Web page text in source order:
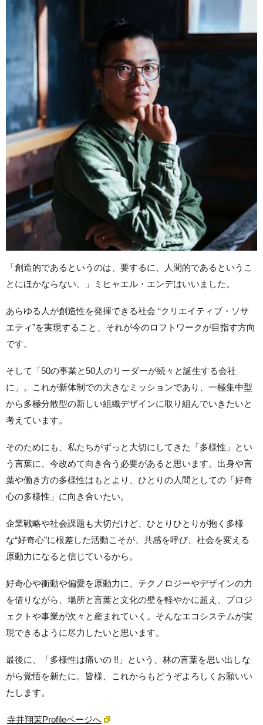
「創造的であるというのは、要するに、人間的であるというこ
とにほかならない。」
ミヒャエル・エンデはいいました。
あらゆる人が創造性を発揮できる社会 “クリエイティブ・ソサ
エティ”を実現すること、それが今のロフトワークが目指す方向
です。
そして「50の事業と50人のリーダーが続々と誕生する会社
に」。これが新体制での大きなミッションであり、一極集中型
から多極分散型の新しい組織デザインに取り組んでいきたいと
考えています。
そのためにも、私たちがずっと大切にしてきた「多様性」とい
う言葉に、今改めて向き合う必要があると思います。出身や言
葉や働き方の多様性はもとより、ひとりの人間としての「好奇
心の多様性」に向き合いたい。
企業戦略や社会課題も大切だけど、ひとりひとりが抱く多様
な“好奇心”に根差した活動こそが、共感を呼び、社会を変える
原動力になると信じているから。
好奇心や衝動や偏愛を原動力に、テクノロジーやデザインの力
を借りながら、場所と言葉と文化の壁を軽やかに超え、プロジ
ェクトや事業が次々と産まれていく。そんなエコシステムが実
現できるように尽力したいと思います。
最後に、 「多様性は痛いの !! 」という、林の言葉を思い出しな
がら覚悟を新たに。 皆様、これからもどうぞよろしくお願いい
たします。
寺井翔茉Profileページへ